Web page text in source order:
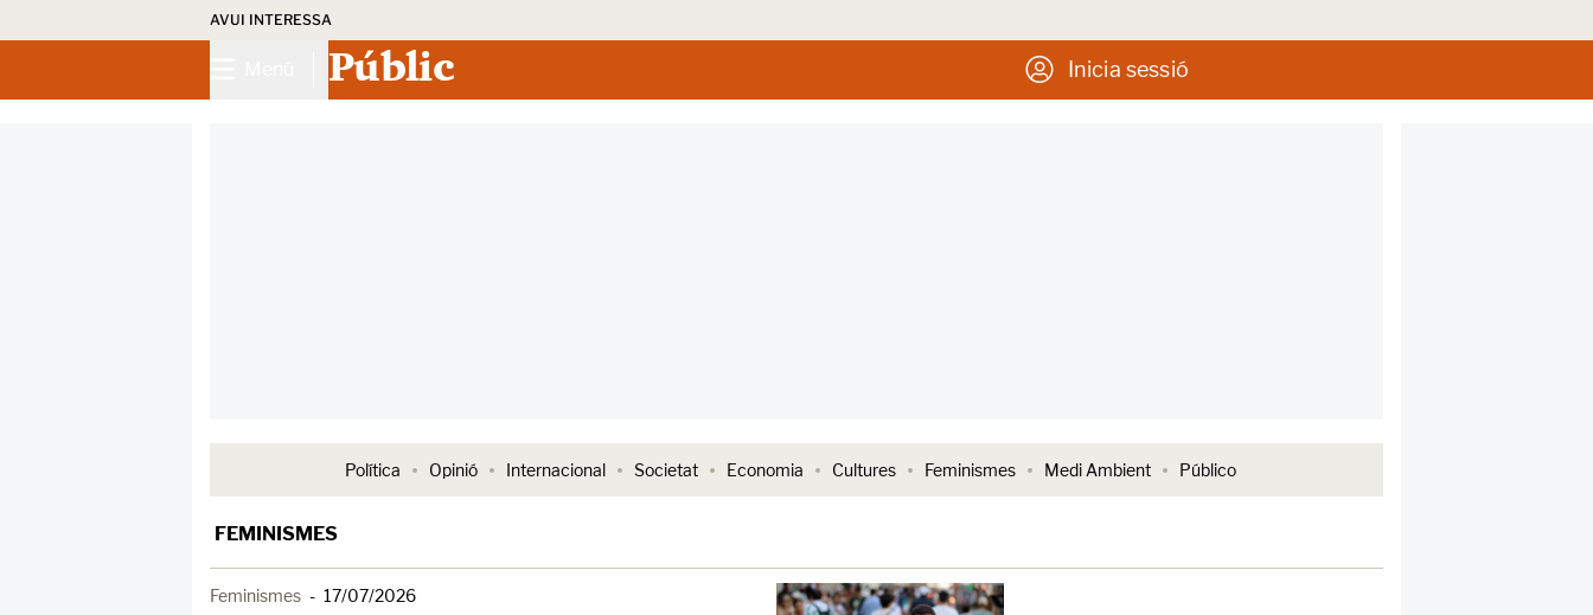
AVUI INTERESSA
Públic Inicia sessió
Política Opinió Internacional Societat Economia Cultures Feminismes Medi Ambient Público
FEMINISMES
Feminismes - 17/07/2026